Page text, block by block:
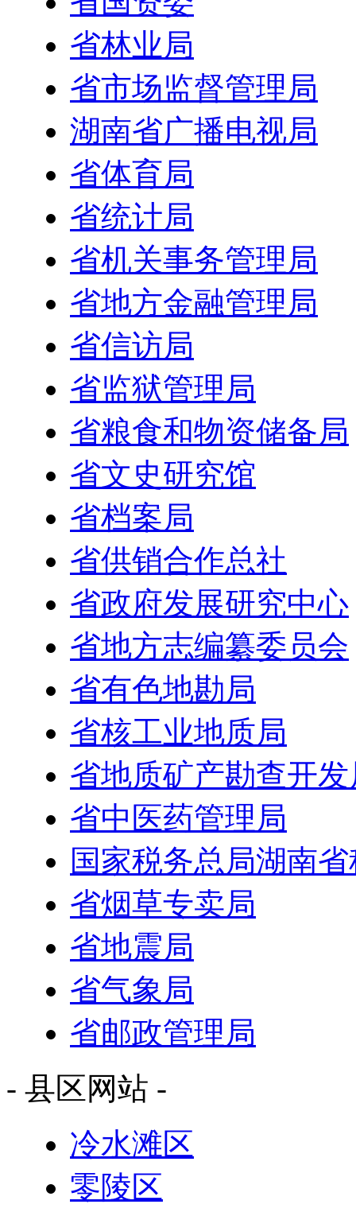
省林业局
省市场监督管理局
湖南省广播电视局
省体育局
省统计局
省机关事务管理局
省地方金融管理局
省信访局
省监狱管理局
省粮食和物资储备局
省文史研究馆
省档案局
省供销合作总社
省政府发展研究中心
省地方志编纂委员会
省有色地勘局
省核工业地质局
省地质矿产勘查开发
省中医药管理局
国家税务总局湖南
省烟草专卖局
省地震局
省气象局
省邮政管理局
- 县区网站 -
冷水滩区
零陵区